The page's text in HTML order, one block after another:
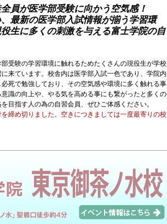
員が医学部受験に向かう空気感！
最新の医学部入試情報が揃う学習環
生に多くの刺激を与える富士学院の自
受験の学習環境に触れるためたくさんの現役生が学校
来ています。校舎内は医学部入試一色であり、学院内
死で勉強しており、その空気感や環境に多く触れる事
識の向上や、やる気を高める事にも繋がったと多くの
目指す人の為の自習会員、ぜひご体感ください。
締め切りました。空きにつきましては一度最寄りの校